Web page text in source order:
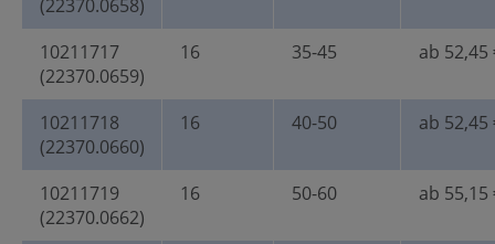
(22370.0658)
10211717
(22370.0659)
16 35-45 ab 52,45
10211718
(22370.0660)
16 40-50 ab 52,45
10211719
(22370.0662)
16 50-60 ab 55,15